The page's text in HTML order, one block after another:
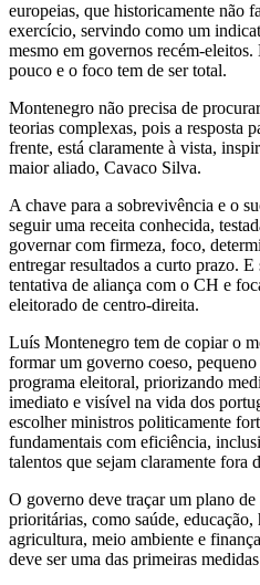
europeias, que historicamente não
exercício, servindo como um
mesmo em governos recém-
pouco e o foco tem de ser total.
Montenegro não precisa de
teorias complexas, pois a resposta
frente, está claramente à vista,
maior aliado, Cavaco Silva.
A chave para a sobrevivência e o
seguir uma receita conhecida,
governar com firmeza, foco,
entregar resultados a curto prazo.
tentativa de aliança com o CH e
eleitorado de centro-direita.
Luís Montenegro tem de copiar o
formar um governo coeso,
programa eleitoral, priorizando
imediato e visível na vida dos
escolher ministros politicamente
fundamentais com eficiência,
talentos que sejam claramente fora
O governo deve traçar um plano de
prioritárias, como saúde,
agricultura, meio ambiente e
deve ser uma das primeiras